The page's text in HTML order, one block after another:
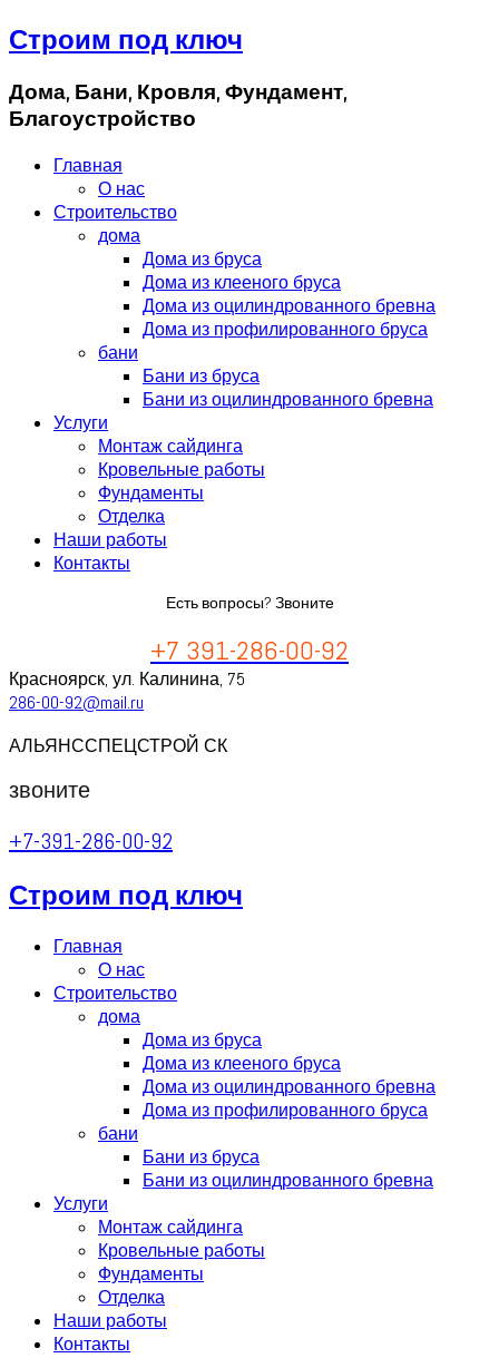
Строим под ключ
Дома, Бани, Кровля, Фундамент,
Благоустройство
Главная
О нас
Строительство
дома
Дома из бруса
Дома из клееного бруса
Дома из оцилиндрованного бревна
Дома из профилированного бруса
бани
Бани из бруса
Бани из оцилиндрованного бревна
Услуги
Монтаж сайдинга
Кровельные работы
Фундаменты
Отделка
Наши работы
Контакты
Есть вопросы? Звоните
+7 391-286-00-92
Красноярск, ул. Калинина, 75
286-00-92@mail.ru
АЛЬЯНССПЕЦСТРОЙ СК
звоните
+7-391-286-00-92
Строим под ключ
Главная
О нас
Строительство
дома
Дома из бруса
Дома из клееного бруса
Дома из оцилиндрованного бревна
Дома из профилированного бруса
бани
Бани из бруса
Бани из оцилиндрованного бревна
Услуги
Монтаж сайдинга
Кровельные работы
Фундаменты
Отделка
Наши работы
Контакты